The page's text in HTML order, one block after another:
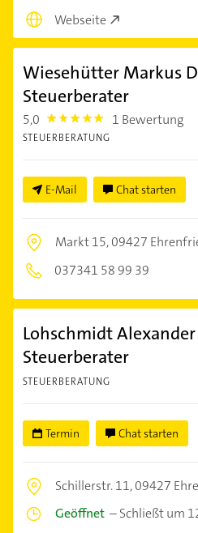
Webseite
Wiesehütter Markus
Steuerberater
5,0 5.0 1 Bewertung
STEUERBERATUNG
E-Mail Chat starten
Markt 15,09427
037341 58 99 39
Lohschmidt Alexander
Steuerberater
STEUERBERATUNG
Termin Chat starten
Schillerstr. 11,09427
Geöffnet –Schließt um